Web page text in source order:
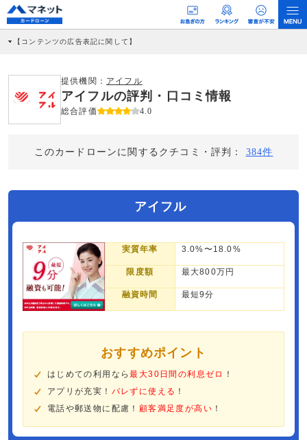
【コンテンツの広告表記に関して】
社に対して企業から紹介報酬が支払われるという収益モデルです。 ただし、特定の
商品を根拠なくPRするものではなく、当編集部の調査／ユーザーへの口コミ収集な
どに基づき、公平性を担保した情報提供を行っています。
>提携企業一覧
提供機関： アイフル
アイフルの評判・口コミ情報
総合評価 4.0
このカードローンに関するクチコミ・評判： 384件
アイフル
実質年率 3.0%〜18.0%
限度額 最大800万円
融資時間 最短9分
おすすめポイント
はじめての利用なら最大30日間の利息ゼロ
！
アプリが充実！ バレずに使える ！
電話や郵送物に配慮！ 顧客満足度が高い ！